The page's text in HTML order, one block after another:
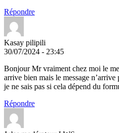
Répondre
Kasay pilipili
30/07/2024 - 23:45
Bonjour Mr vraiment chez moi le
arrive bien mais le message n’arrive
je ne sais pas si cela dépend du
Répondre